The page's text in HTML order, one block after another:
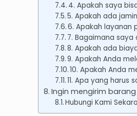
4. Apakah saya
5. Apakah ada
6. Apakah layanan
7. Bagaimana
8. Apakah ada
9. Apakah Anda
10. Apakah Anda
11. Apa yang harus
Ingin mengirim
Hubungi Kami